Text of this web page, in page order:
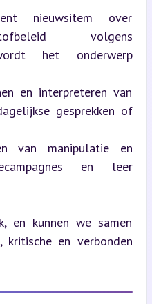
nieuwsitem over
volgens
het onderwerp
en interpreteren van
gesprekken of
van manipulatie en
en leer
en kunnen we samen
kritische en verbonden